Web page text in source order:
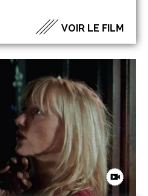
VOIR LE FILM